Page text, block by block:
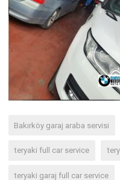
Bakırköy garaj araba servisi
teryaki full car service
teryaki garaj full car service